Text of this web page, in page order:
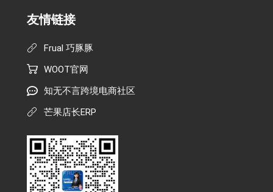
友情链接
Frual 巧豚豚
WOOT官网
知无不言跨境电商社区
芒果店长ERP